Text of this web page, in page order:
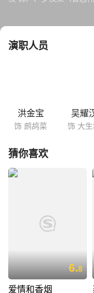
饰）、巴巴拉（胡慧中
的好友刘先生现在随时
演职人员
洪金宝
饰 鹧鸪菜
吴耀
饰 大生
猜你喜欢
6.8
爱情和香烟